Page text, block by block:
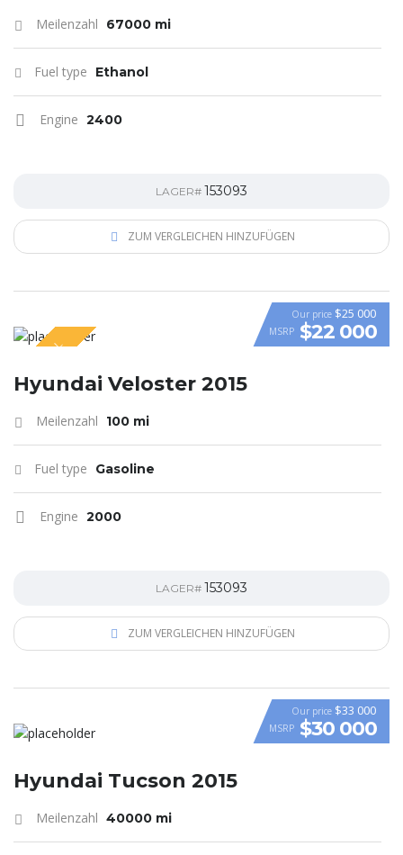
Meilenzahl 67000 mi
Fuel type Ethanol
Engine 2400
LAGER# 153093
ZUM VERGLEICHEN HINZUFÜGEN
VIDEO
SPECIAL
Our price $25 000
MSRP $22 000
Hyundai Veloster 2015
Meilenzahl 100 mi
Fuel type Gasoline
Engine 2000
LAGER# 153093
ZUM VERGLEICHEN HINZUFÜGEN
VIDEO
Our price $33 000
MSRP $30 000
Hyundai Tucson 2015
Meilenzahl 40000 mi